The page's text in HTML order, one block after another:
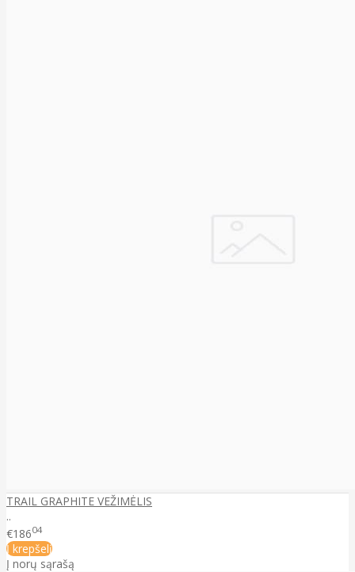
TRAIL GRAPHITE VEŽIMĖLIS
..
€18604
Į krepšelį
Į norų sąrašą